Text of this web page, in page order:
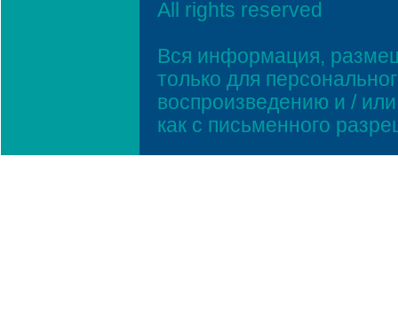
All rights reserved
Вся информация,
только для
воспроизведению и /
как с письменного